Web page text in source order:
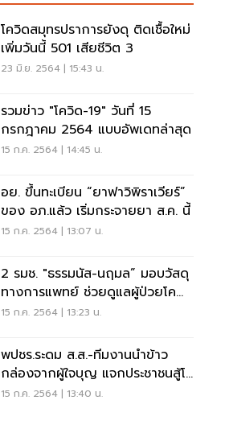
โควิดสมุทรปราการยังดุ ติดเชื้อใหม่
เพิ่มวันนี้ 501 เสียชีวิต 3
23 มิ.ย. 2564 | 15:43 น.
รวมข่าว "โควิด-19" วันที่ 15
กรกฎาคม 2564 แบบอัพเดทล่าสุด
15 ก.ค. 2564 | 14:45 น.
อย. ขึ้นทะเบียน “ยาฟาวิพิราเวียร์”
ของ อภ.แล้ว เริ่มกระจายยา ส.ค. นี้
15 ก.ค. 2564 | 13:07 น.
2 รมช. "ธรรมนัส-นฤมล” มอบวัสดุ
ทางการแพทย์ ช่วยดูแลผู้ป่วยโค
วิด-19
15 ก.ค. 2564 | 13:23 น.
พปชร.ระดม ส.ส.-ทีมงานนำข้าว
กล่องจากผู้ใจบุญ แจกประชาชนสู้โค
วิด
15 ก.ค. 2564 | 13:40 น.